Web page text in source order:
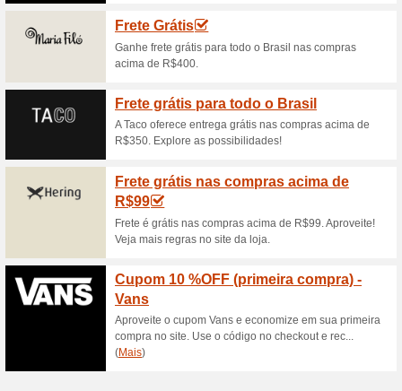
ainda vamos criar as peças
Tenha entrega
descon
100% funcionou
Tenha entrega gratuita em
RosaNenhum código de